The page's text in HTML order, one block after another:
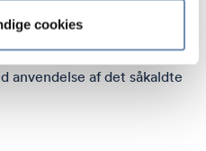
cookies
en reel skærpelse af
nuværende tidspunkt er
anvendelse af det såkaldte